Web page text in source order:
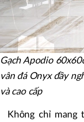
Gạch Apodio
vân đá Onyx đầy
và cao cấp
Không chỉ mang